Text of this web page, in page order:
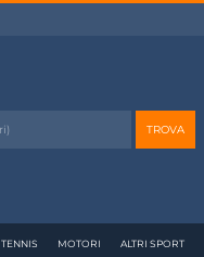
TENNIS MOTORI ALTRI SPORT